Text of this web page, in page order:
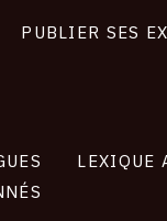
PUBLIER SES
LEXIQUE